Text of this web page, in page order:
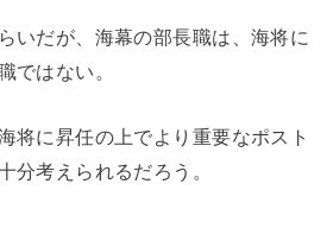
いだが、海幕の部長職は、海将に
ではない。
将に昇任の上でより重要なポスト
分考えられるだろう。